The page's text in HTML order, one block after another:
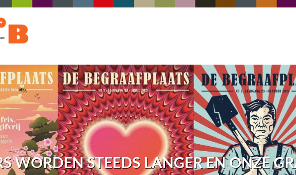
WORDEN STEEDS LANGER EN ONZE